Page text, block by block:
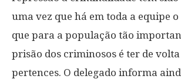
uma vez que há em toda a equipe
que para a população tão
prisão dos criminosos é ter de volta
pertences. O delegado informa